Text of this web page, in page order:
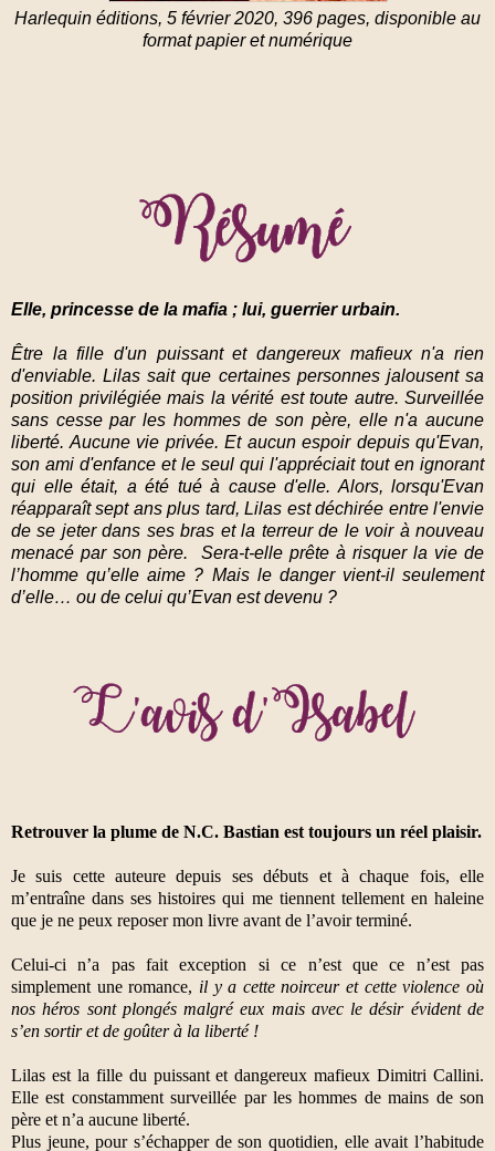
Harlequin éditions, 5 février 2020, 396 pages, disponible au
format papier et numérique
Elle, princesse de la mafia ; lui, guerrier urbain.
Être la fille d'un puissant et dangereux mafieux n'a rien
d'enviable. Lilas sait que certaines personnes jalousent sa
position privilégiée mais la vérité est toute autre. Surveillée
sans cesse par les hommes de son père, elle n'a aucune
liberté. Aucune vie privée. Et aucun espoir depuis qu'Evan,
son ami d'enfance et le seul qui l'appréciait tout en ignorant
qui elle était, a été tué à cause d'elle. Alors, lorsqu'Evan
réapparaît sept ans plus tard, Lilas est déchirée entre l'envie
de se jeter dans ses bras et la terreur de le voir à nouveau
menacé par son père. Sera-t-elle prête à risquer la vie de
l’homme qu’elle aime ? Mais le danger vient-il seulement
d’elle… ou de celui qu’Evan est devenu ?
Retrouver la plume de N.C. Bastian est toujours un réel plaisir.
Je suis cette auteure depuis ses débuts et à chaque fois, elle
m’entraîne dans ses histoires qui me tiennent tellement en haleine
que je ne peux reposer mon livre avant de l’avoir terminé.
Celui-ci n’a pas fait exception si ce n’est que ce n’est pas
simplement une romance, il y a cette noirceur et cette violence où
nos héros sont plongés malgré eux mais avec le désir évident de
s’en sortir et de goûter à la liberté !
Lilas est la fille du puissant et dangereux mafieux Dimitri Callini.
Elle est constamment surveillée par les hommes de mains de son
père et n’a aucune liberté.
Plus jeune, pour s’échapper de son quotidien, elle avait l’habitude